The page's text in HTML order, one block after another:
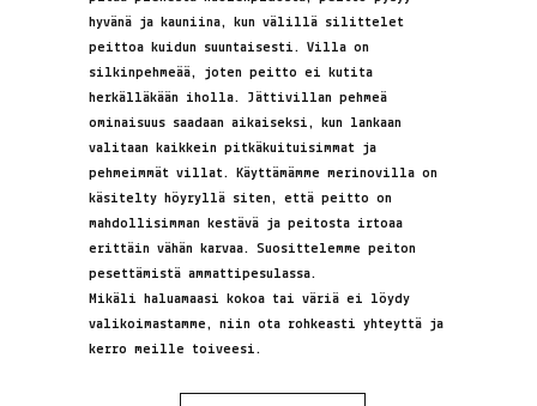
hyvänä ja kauniina, kun välillä silittelet
peittoa kuidun suuntaisesti. Villa on
silkinpehmeää, joten peitto ei kutita
herkälläkään iholla. Jättivillan pehmeä
ominaisuus saadaan aikaiseksi, kun lankaan
valitaan kaikkein pitkäkuituisimmat ja
pehmeimmät villat. Käyttämämme merinovilla on
käsitelty höyryllä siten, että peitto on
mahdollisimman kestävä ja peitosta irtoaa
erittäin vähän karvaa. Suosittelemme peiton
pesettämistä ammattipesulassa.
Mikäli haluamaasi kokoa tai väriä ei löydy
valikoimastamme, niin ota rohkeasti yhteyttä ja
kerro meille toiveesi.